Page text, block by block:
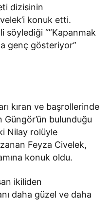
dizisinin
konuk etti.
söylediği “”Kapanmak
genç gösteriyor”
kıran ve başrollerinde
Güngör’ün bulunduğu
Nilay rolüyle
Feyza Civelek,
konuk oldu.
ikiliden
daha güzel ve daha